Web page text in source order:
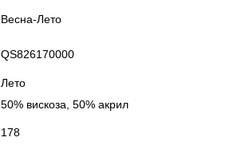
Весна-Лето
QS826170000
Лето
50% вискоза, 50% акрил
178